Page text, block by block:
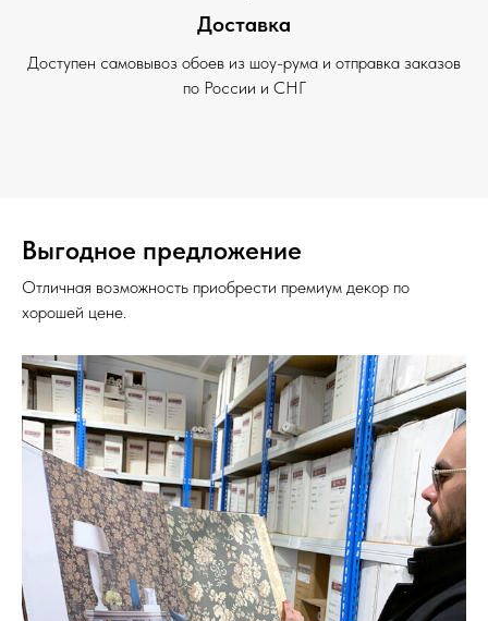
Доставка
Доступен самовывоз обоев из шоу-рума и отправка заказов
по России и СНГ
Выгодное предложение
Отличная возможность приобрести премиум декор по
хорошей цене.